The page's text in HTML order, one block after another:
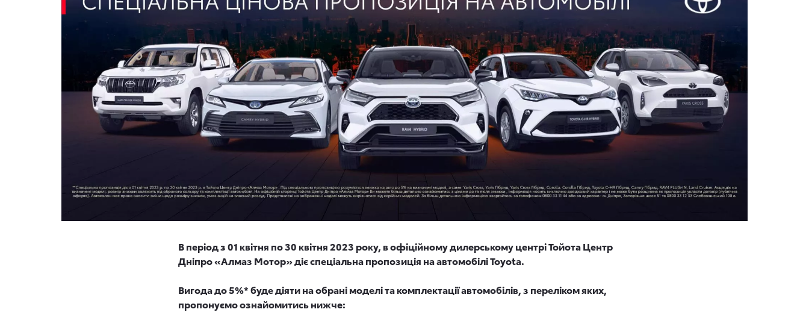
В період з 01 квітня по 30 квітня 2023 року, в офіційному дилерському центрі Тойота Центр
Дніпро «Алмаз Мотор» діє спеціальна пропозиція на автомобілі Toyota.
Вигода до 5%* буде діяти на обрані моделі та комплектації автомобілів, з переліком яких,
пропонуємо ознайомитись нижче: